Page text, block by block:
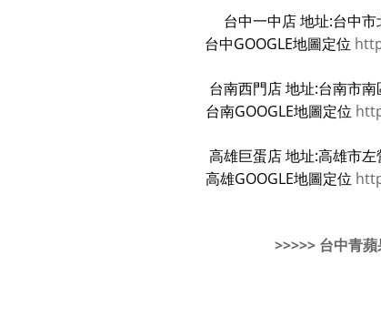
台中一中店 地址:台中
台中GOOGLE地圖定位
台南西門店 地址:台南市
台南GOOGLE地圖定位
高雄巨蛋店 地址:高雄市
高雄GOOGLE地圖定位
>>>>> 台中青